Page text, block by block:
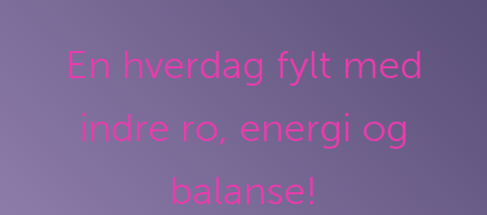
En hverdag fylt med
indre ro, energi og
balanse!